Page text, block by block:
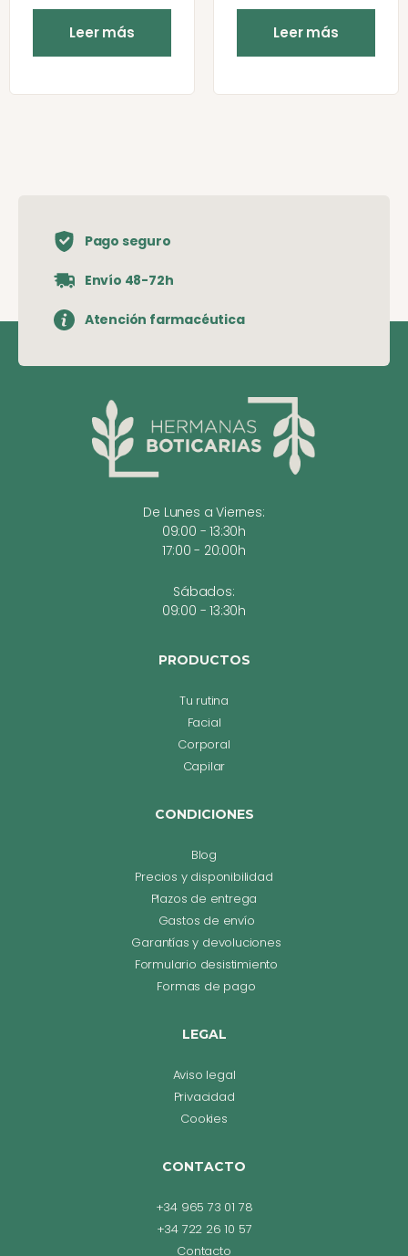
Leer más Leer más
Pago seguro
Envío 48-72h
Atención farmacéutica
De Lunes a Viernes:
09:00 - 13:30h
17:00 - 20:00h
Sábados:
09:00 - 13:30h
PRODUCTOS
Tu rutina
Facial
Corporal
Capilar
CONDICIONES
Blog
Precios y disponibilidad
Plazos de entrega
Gastos de envío
Garantías y devoluciones
Formulario desistimiento
Formas de pago
LEGAL
Aviso legal
Privacidad
Cookies
CONTACTO
+34 965 73 01 78
+34 722 26 10 57
Contacto